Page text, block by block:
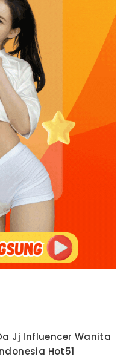
Jj Influencer Wanita
Hot51